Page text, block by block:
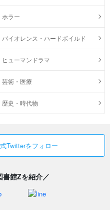
ホラー
バイオレンス・ハードボイルド
ヒューマンドラマ
芸術・医療
歴史・時代物
Twitterをフォロー
書館Zを紹介／